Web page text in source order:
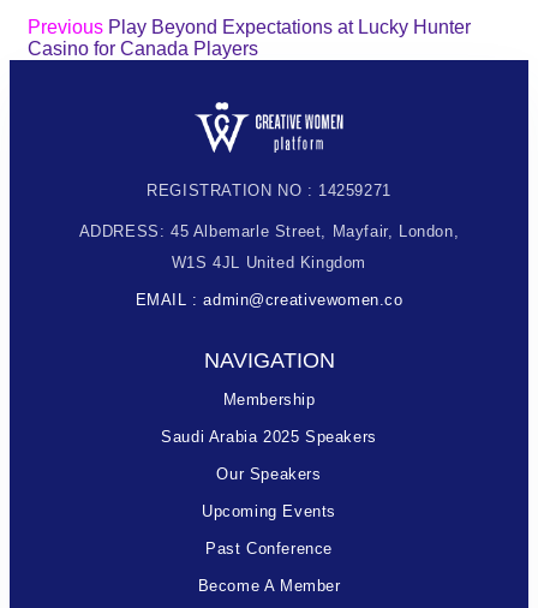
Previous Play Beyond Expectations at Lucky Hunter
Casino for Canada Players
REGISTRATION NO : 14259271
ADDRESS: 45 Albemarle Street, Mayfair, London,
W1S 4JL United Kingdom
EMAIL : admin@creativewomen.co
NAVIGATION
Membership
Saudi Arabia 2025 Speakers
Our Speakers
Upcoming Events
Past Conference
Become A Member